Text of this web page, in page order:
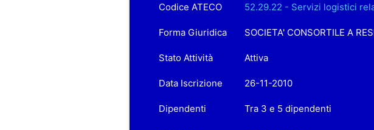
Codice ATECO 52.29.22 - Servizi logistici
Forma Giuridica SOCIETA' CONSORTILE A
Stato Attività Attiva
Data Iscrizione 26-11-2010
Dipendenti Tra 3 e 5 dipendenti